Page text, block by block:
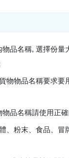
物品名稱, 選擇份量
物物品名稱要求要
品名稱請使用正
、粉末、食品、冒